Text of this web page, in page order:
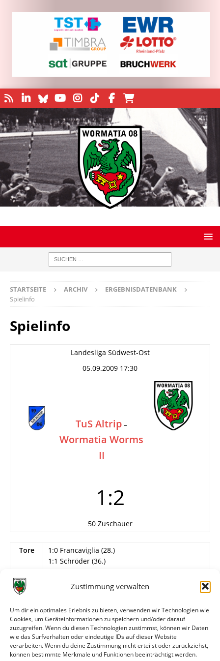
Zustimmung verwalten
Um dir ein optimales Erlebnis zu bieten, verwenden wir Technologien wie
Cookies, um Geräteinformationen zu speichern und/oder darauf
zuzugreifen. Wenn du diesen Technologien zustimmst, können wir Daten
wie das Surfverhalten oder eindeutige IDs auf dieser Website
verarbeiten. Wenn du deine Zustimmung nicht erteilst oder zurückziehst,
können bestimmte Merkmale und Funktionen beeinträchtigt werden.
STARTSEITE ARCHIV
ERGEBNISDATENBANK
Spielinfo
Spielinfo
Landesliga Südwest-Ost
05.09.2009 17:30
TuS Altrip –
Wormatia Worms
II
1:2
50 Zuschauer
Tore
1:0 Francaviglia (28.)
1:1 Schröder (36.)
Karten
Gelbe Karte: Schröder, Klotz
Steiner – Beck, Feller, Eisenbarth, Augustin –
Oswald, Klotz, Berg, Völkl (77. Eckhardt) – Blüm
(65. Atacan), Schröder (85. Hamm-Kiefer)